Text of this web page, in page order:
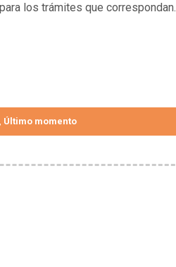
los trámites que correspondan.
, Último momento